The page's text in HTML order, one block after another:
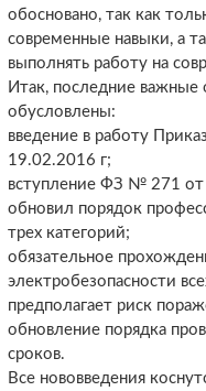
обосновано, так как
современные навыки, а
выполнять работу на
Итак, последние
обусловлены:
введение в работу
19.02.2016 г;
вступление ФЗ № 271 от
обновил порядок
трех категорий;
обязательное
электробезопасности
предполагает риск
обновление порядка
сроков.
Все нововведения